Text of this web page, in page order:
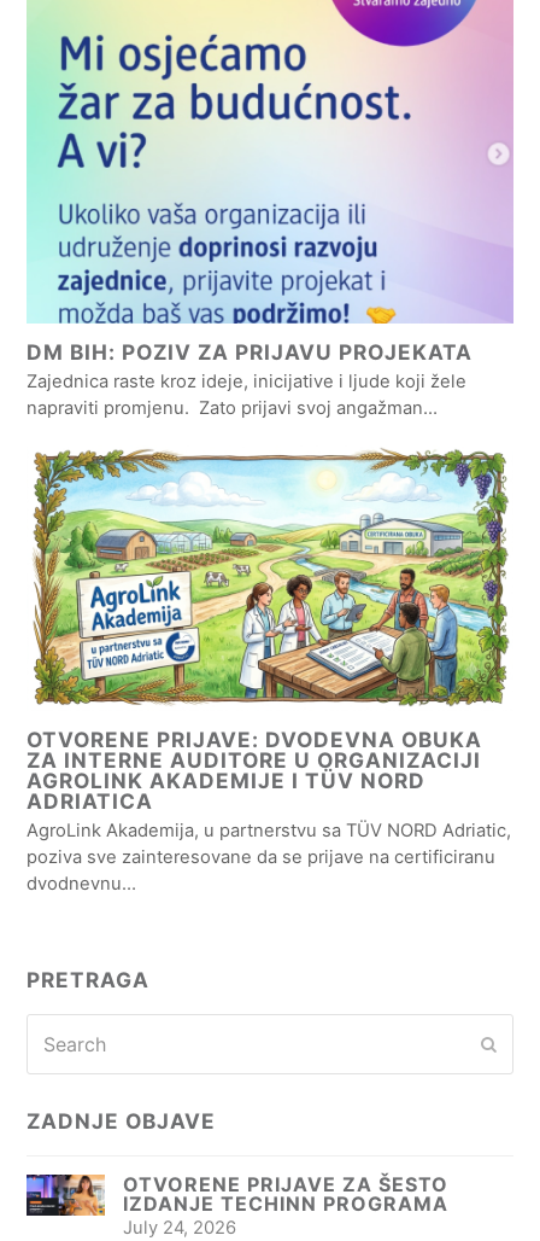
DM BIH: POZIV ZA PRIJAVU PROJEKATA
Zajednica raste kroz ideje, inicijative i ljude koji žele
napraviti promjenu. Zato prijavi svoj angažman…
OTVORENE PRIJAVE: DVODEVNA OBUKA
ZA INTERNE AUDITORE U ORGANIZACIJI
AGROLINK AKADEMIJE I TÜV NORD
ADRIATICA
AgroLink Akademija, u partnerstvu sa TÜV NORD Adriatic,
poziva sve zainteresovane da se prijave na certificiranu
dvodnevnu…
PRETRAGA
ZADNJE OBJAVE
OTVORENE PRIJAVE ZA ŠESTO
IZDANJE TECHINN PROGRAMA
July 24, 2026